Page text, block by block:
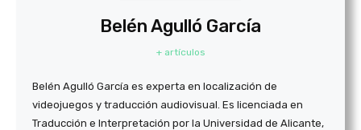
Belén Agulló García
+ artículos
Belén Agulló García es experta en localización de
videojuegos y traducción audiovisual. Es licenciada en
Traducción e Interpretación por la Universidad de Alicante,